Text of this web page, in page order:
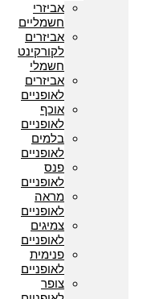
אביזרי
חשמליים
אביזרים
לקורקינט
חשמלי
אביזרים
לאופניים
אוכף
לאופניים
בלמים
לאופניים
פנס
לאופניים
מראה
לאופניים
צמיגים
לאופניים
פנימית
לאופניים
צופר